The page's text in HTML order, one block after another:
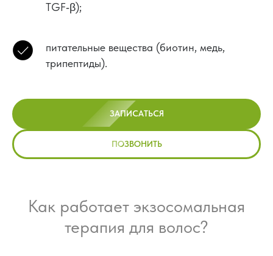
TGF‑β);
питательные вещества (биотин, медь,
трипептиды).
ЗАПИСАТЬСЯ
ПОЗВОНИТЬ
Как работает экзосомальная
терапия для волос?